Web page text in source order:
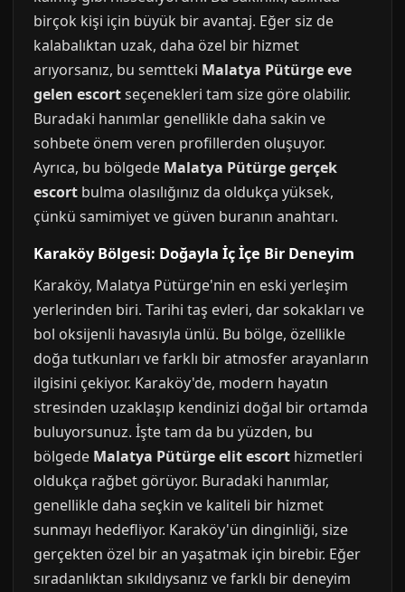
birçok kişi için büyük bir avantaj. Eğer siz de
kalabalıktan uzak, daha özel bir hizmet
arıyorsanız, bu semtteki Malatya Pütürge eve
gelen escortseçenekleri tam size göre olabilir.
Buradaki hanımlar genellikle daha sakin ve
sohbete önem veren profillerden oluşuyor.
Ayrıca, bu bölgede Malatya Pütürge gerçek
escort bulma olasılığınız da oldukça yüksek,
çünkü samimiyet ve güven buranın anahtarı.
Karaköy Bölgesi: Doğayla İç İçe Bir Deneyim
Karaköy, Malatya Pütürge'nin en eski yerleşim
yerlerinden biri. Tarihi taş evleri, dar sokakları ve
bol oksijenli havasıyla ünlü. Bu bölge, özellikle
doğa tutkunları ve farklı bir atmosfer arayanların
ilgisini çekiyor. Karaköy'de, modern hayatın
stresinden uzaklaşıp kendinizi doğal bir ortamda
buluyorsunuz. İşte tam da bu yüzden, bu
bölgede Malatya Pütürge elit escort hizmetleri
oldukça rağbet görüyor. Buradaki hanımlar,
genellikle daha seçkin ve kaliteli bir hizmet
sunmayı hedefliyor. Karaköy'ün dinginliği, size
gerçekten özel bir an yaşatmak için birebir. Eğer
sıradanlıktan sıkıldıysanız ve farklı bir deneyim